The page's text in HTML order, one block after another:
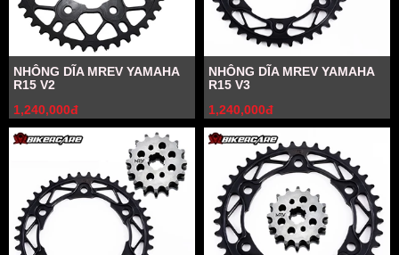
NHÔNG DĨA MREV YAMAHA
R15 V2
1,240,000đ
NHÔNG DĨA MREV YAMAHA
R15 V3
1,240,000đ